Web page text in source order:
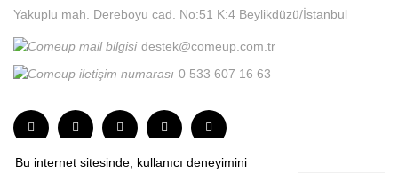
Bu internet sitesinde, kullanıcı deneyimini
Yakuplu mah. Dereboyu cad. No:51 K:4 Beylikdüzü/İstanbul
destek@comeup.com.tr
0 533 607 16 63